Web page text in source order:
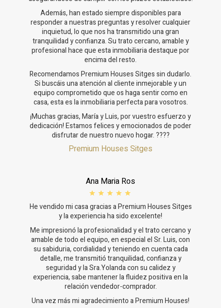
Además, han estado siempre disponibles para
responder a nuestras preguntas y resolver cualquier
inquietud, lo que nos ha transmitido una gran
tranquilidad y confianza. Su trato cercano, amable y
profesional hace que esta inmobiliaria destaque por
encima del resto.
Recomendamos Premium Houses Sitges sin dudarlo.
Si buscáis una atención al cliente inmejorable y un
equipo comprometido que os haga sentir como en
casa, esta es la inmobiliaria perfecta para vosotros.
¡Muchas gracias, María y Luis, por vuestro esfuerzo y
dedicación! Estamos felices y emocionados de poder
disfrutar de nuestro nuevo hogar. ????
Premium Houses Sitges
Ana Maria Ros
He vendido mi casa gracias a Premium Houses Sitges
y la experiencia ha sido excelente!
Me impresionó la profesionalidad y el trato cercano y
amable de todo el equipo, en especial el Sr. Luis, con
su sabiduria, cordialidad y teniendo en cuenta cada
detalle, me transmitió tranquilidad, confianza y
seguridad y la Sra.Yolanda con su calidez y
experiencia, sabe mantener la fluidez positiva en la
relación vendedor-comprador.
Una vez más mi agradecimiento a Premium Houses!